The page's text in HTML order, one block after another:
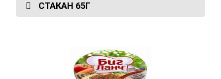
СТАКАН 65Г